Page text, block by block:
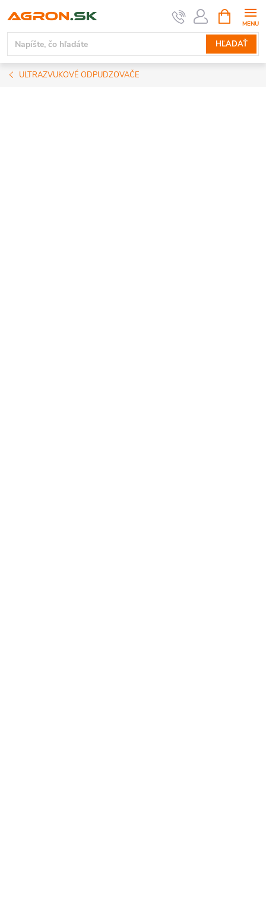
na
obsah
HĽADAŤ
KOŠÍK
ULTRAZVUKOVÉ ODPUDZOVAČE